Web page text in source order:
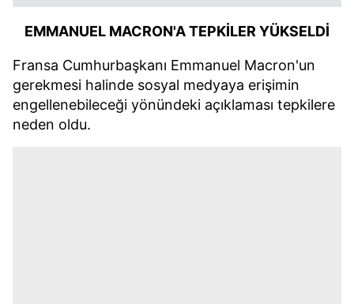
EMMANUEL MACRON'A TEPKİLER YÜKSELDİ
Fransa Cumhurbaşkanı Emmanuel Macron'un
gerekmesi halinde sosyal medyaya erişimin
engellenebileceği yönündeki açıklaması tepkilere
neden oldu.